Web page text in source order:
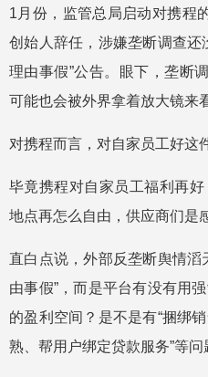
1月份，监管总局启动对携程
创始人辞任，涉嫌垄断调查还
理由事假”公告。眼下，垄断
可能也会被外界拿着放大镜来
对携程而言，对自家员工好这
毕竟携程对自家员工福利再好
地点再怎么自由，供应商们是
直白点说，外部反垄断舆情滔
由事假”，而是平台有没有用
的盈利空间？是不是有“捆绑
熟、帮用户绑定贷款服务”等问